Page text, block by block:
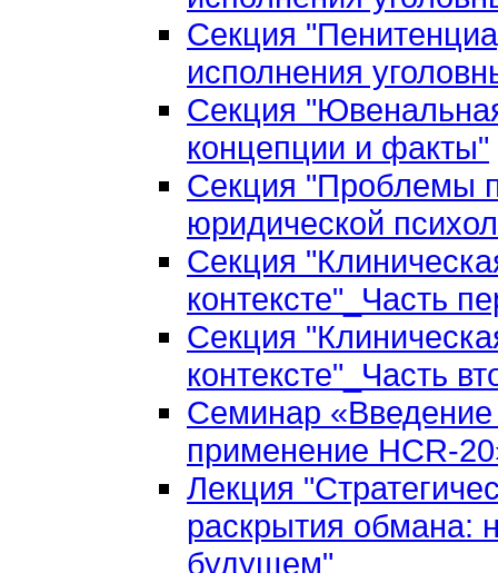
Секция
исполнения
Секция
концепции и факты"
Секция "Проблемы
юридической
Секция
контексте"_Часть
Секция
контексте"_Часть
Семинар «Введение
применение HCR-
Лекция
раскрытия обмана:
будущем"